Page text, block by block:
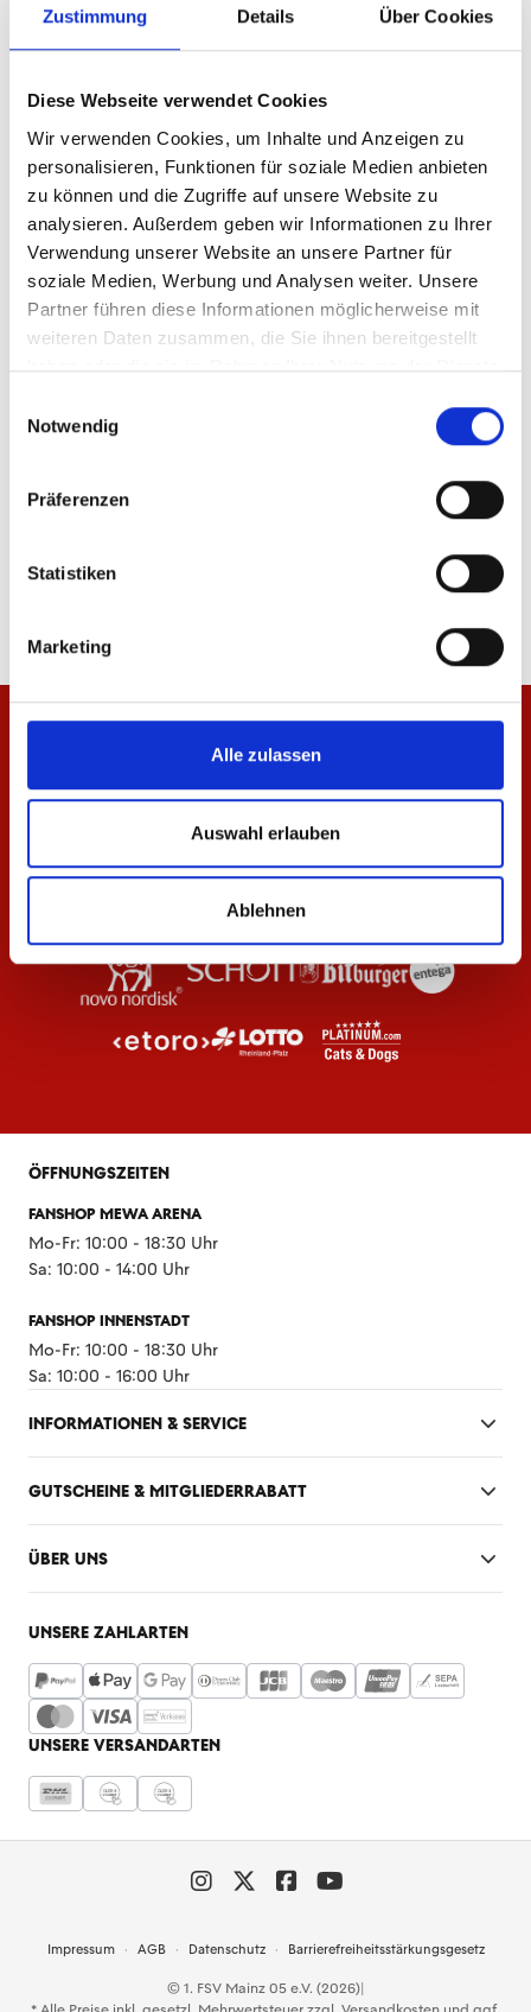
Zustimmung Details Über Cookies
Diese Webseite verwendet Cookies
Wir verwenden Cookies, um Inhalte und Anzeigen zu
personalisieren, Funktionen für soziale Medien anbieten
zu können und die Zugriffe auf unsere Website zu
analysieren. Außerdem geben wir Informationen zu Ihrer
Verwendung unserer Website an unsere Partner für
soziale Medien, Werbung und Analysen weiter. Unsere
Partner führen diese Informationen möglicherweise mit
weiteren Daten zusammen, die Sie ihnen bereitgestellt
haben oder die sie im Rahmen Ihrer Nutzung der Dienste
Notwendig
Präferenzen
Statistiken
Marketing
Alle zulassen
Auswahl erlauben
Ablehnen
IN DEN WARENKORB
Produktdetails
ÄHNLICHE PRODUKTE
29,95 €
ÖFFNUNGSZEITEN
FANSHOP MEWA ARENA
Mo-Fr: 10:00 - 18:30 Uhr
Sa: 10:00 - 14:00 Uhr
FANSHOP INNENSTADT
Mo-Fr: 10:00 - 18:30 Uhr
Sa: 10:00 - 16:00 Uhr
INFORMATIONEN & SERVICE
GUTSCHEINE & MITGLIEDERRABATT
ÜBER UNS
UNSERE ZAHLARTEN
UNSERE VERSANDARTEN
Impressum AGB Datenschutz Barrierefreiheitsstärkungsgesetz
© 1. FSV Mainz 05 e.V. (2026)|